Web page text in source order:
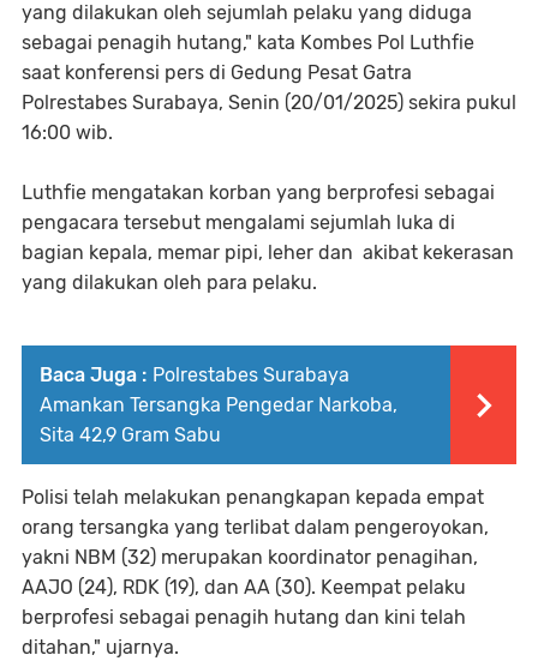
yang dilakukan oleh sejumlah pelaku yang diduga
sebagai penagih hutang," kata Kombes Pol Luthfie
saat konferensi pers di Gedung Pesat Gatra
Polrestabes Surabaya, Senin (20/01/2025) sekira pukul
16:00 wib.
Luthfie mengatakan korban yang berprofesi sebagai
pengacara tersebut mengalami sejumlah luka di
bagian kepala, memar pipi, leher dan akibat kekerasan
yang dilakukan oleh para pelaku.
Baca Juga : Polrestabes Surabaya
Amankan Tersangka Pengedar Narkoba,
Sita 42,9 Gram Sabu
Polisi telah melakukan penangkapan kepada empat
orang tersangka yang terlibat dalam pengeroyokan,
yakni NBM (32) merupakan koordinator penagihan,
AAJO (24), RDK (19), dan AA (30). Keempat pelaku
berprofesi sebagai penagih hutang dan kini telah
ditahan," ujarnya.